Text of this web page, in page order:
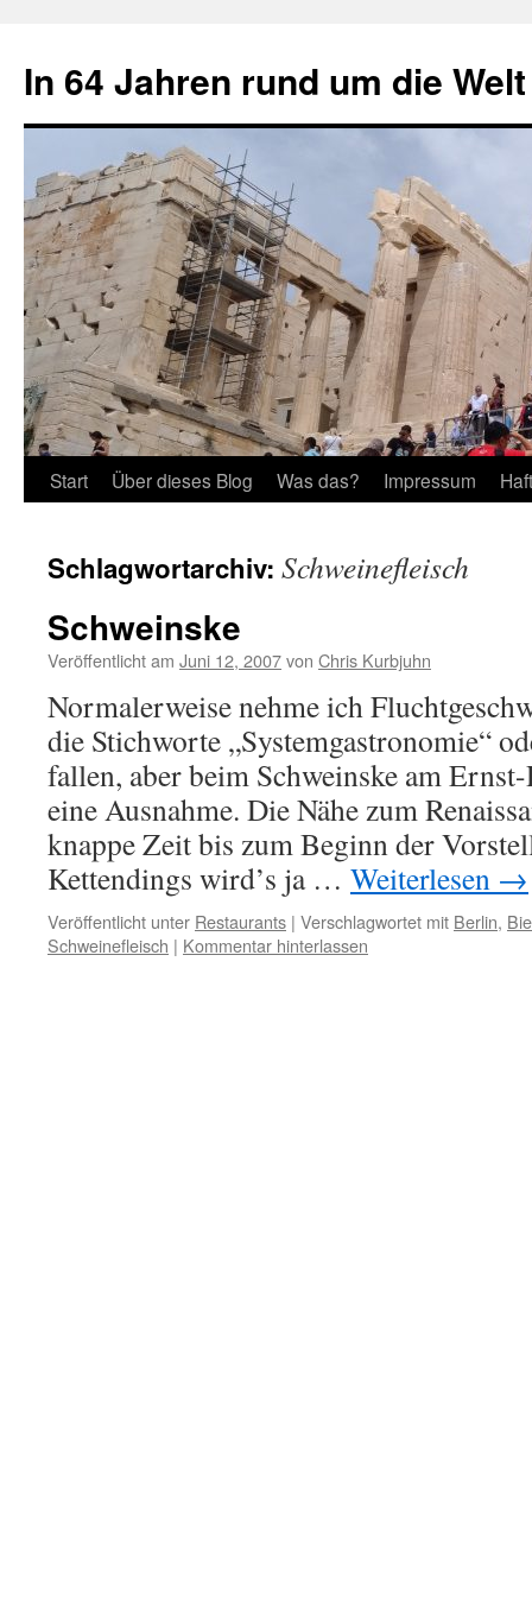
springen
In 64 Jahren rund um die Welt
Start Über dieses Blog Was das? Impressum
Schlagwortarchiv: Schweinefleisch
Schweinske
Veröffentlicht am Juni 12, 2007von Chris Kurbjuhn
Normalerweise nehme ich
die Stichworte „Systemgastronomie“
fallen, aber beim Schweinske am
eine Ausnahme. Die Nähe zum
knappe Zeit bis zum Beginn der
Kettendings wird’s ja … Weiterlesen →
Veröffentlicht unter Restaurants | Verschlagwortet mit Berlin,
Schweinefleisch | Kommentar hinterlassen